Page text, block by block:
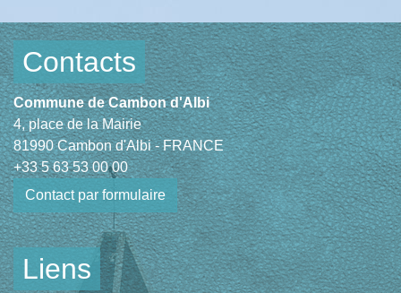
Contacts
Commune de Cambon d'Albi
4, place de la Mairie
81990 Cambon d'Albi - FRANCE
+33 5 63 53 00 00
Contact par formulaire
Liens